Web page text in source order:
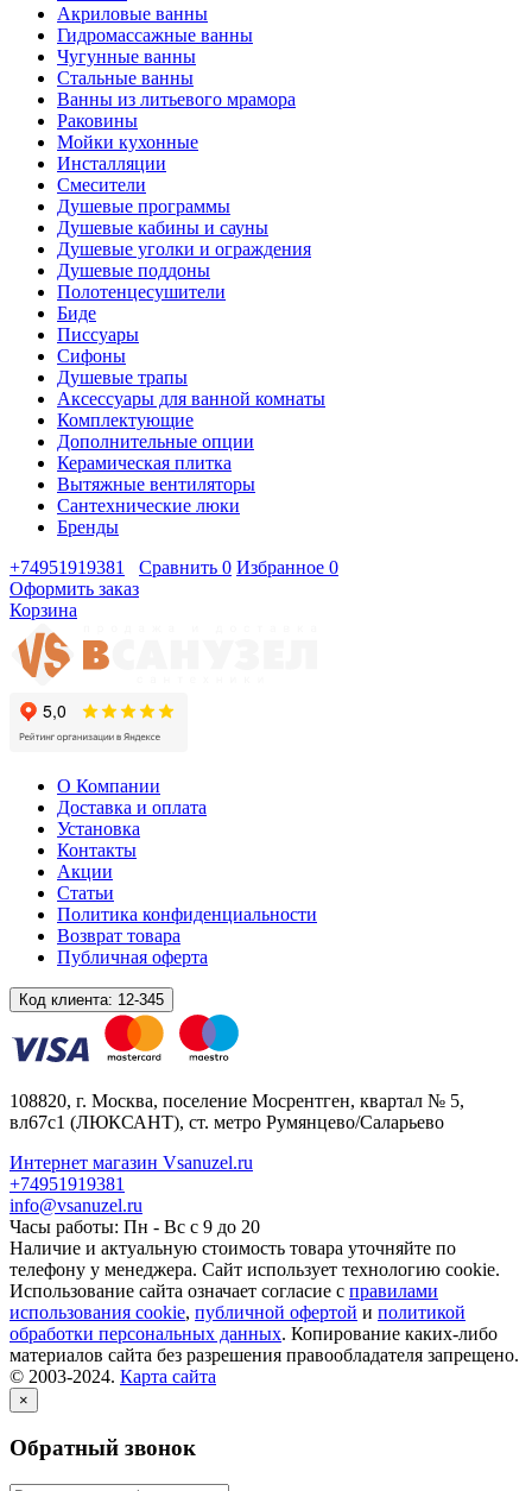
Акриловые ванны
Гидромассажные ванны
Чугунные ванны
Стальные ванны
Ванны из литьевого мрамора
Раковины
Мойки кухонные
Инсталляции
Смесители
Душевые программы
Душевые кабины и сауны
Душевые уголки и ограждения
Душевые поддоны
Полотенцесушители
Биде
Писсуары
Сифоны
Душевые трапы
Аксессуары для ванной комнаты
Комплектующие
Дополнительные опции
Керамическая плитка
Вытяжные вентиляторы
Сантехнические люки
Бренды
+74951919381
Сравнить 0 Избранное 0
Оформить заказ
Корзина
О Компании
Доставка и оплата
Установка
Контакты
Акции
Статьи
Политика конфиденциальности
Возврат товара
Публичная оферта
Код клиента: 12-345
108820, г. Москва, поселение Мосрентген, квартал № 5,
вл67с1 (ЛЮКСАНТ), ст. метро Румянцево/Саларьево
Интернет магазин Vsanuzel.ru
+74951919381
info@vsanuzel.ru
Часы работы: Пн - Вс с 9 до 20
Наличие и актуальную стоимость товара уточняйте по
телефону у менеджера. Сайт использует технологию cookie.
Использование сайта означает согласие с правилами
использования cookie, публичной офертой и политикой
обработки персональных данных. Копирование каких-либо
материалов сайта без разрешения правообладателя запрещено.
© 2003-2024. Карта сайта
×
Обратный звонок